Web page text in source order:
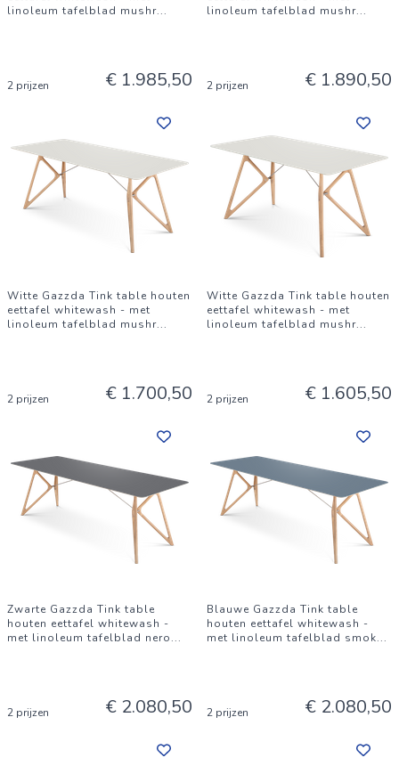
linoleum tafelblad mushr...
2 prijzen € 1.985,50
linoleum tafelblad mushr...
2 prijzen € 1.890,50
Witte Gazzda Tink table houten
eettafel whitewash - met
linoleum tafelblad mushr...
2 prijzen € 1.700,50
Witte Gazzda Tink table houten
eettafel whitewash - met
linoleum tafelblad mushr...
2 prijzen € 1.605,50
Zwarte Gazzda Tink table
houten eettafel whitewash -
met linoleum tafelblad nero...
2 prijzen € 2.080,50
Blauwe Gazzda Tink table
houten eettafel whitewash -
met linoleum tafelblad smok...
2 prijzen € 2.080,50